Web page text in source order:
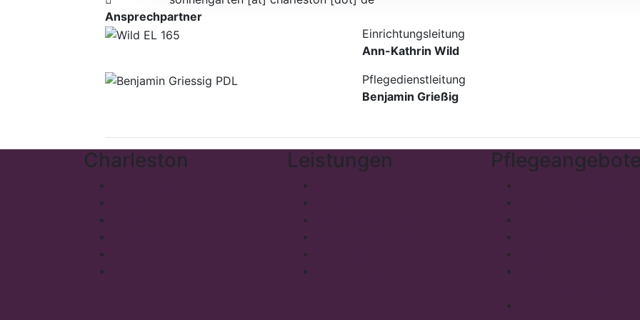
Ansprechpartner
Einrichtungsleitung
Ann-Kathrin Wild
Pflegedienstleitung
Benjamin Grießig
Charleston Leistungen Pflegeangebote